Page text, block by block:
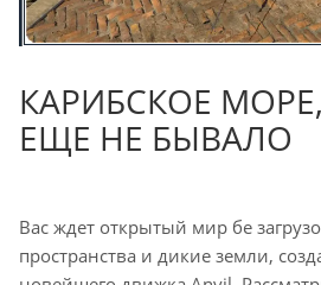
КАРИБСКОЕ
ЕЩЕ НЕ БЫВАЛО
Вас ждет открытый мир бе
пространства и дикие земли,